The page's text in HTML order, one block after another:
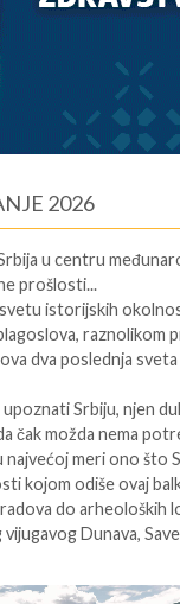
2026
u centru
prošlosti...
istorijskih
raznolikom
dva poslednja
Srbiju, njen
čak možda nema
meri ono što
kojom odiše ovaj
do arheoloških
Dunava,